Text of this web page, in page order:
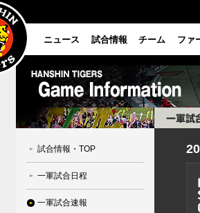
ニュース 試合情報 チーム ファ
試合情報・TOP
一軍試合日程
一軍試合速報